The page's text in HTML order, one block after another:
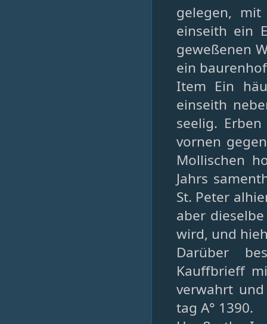
gelegen,
einseith ein
geweßenen
ein
Item Ein
einseith
seelig.
vornen
Mollischen
Jahrs
St. Peter
aber
wird, und
Darüber
Kauffbrieff
verwahrt
tag A° 1390.